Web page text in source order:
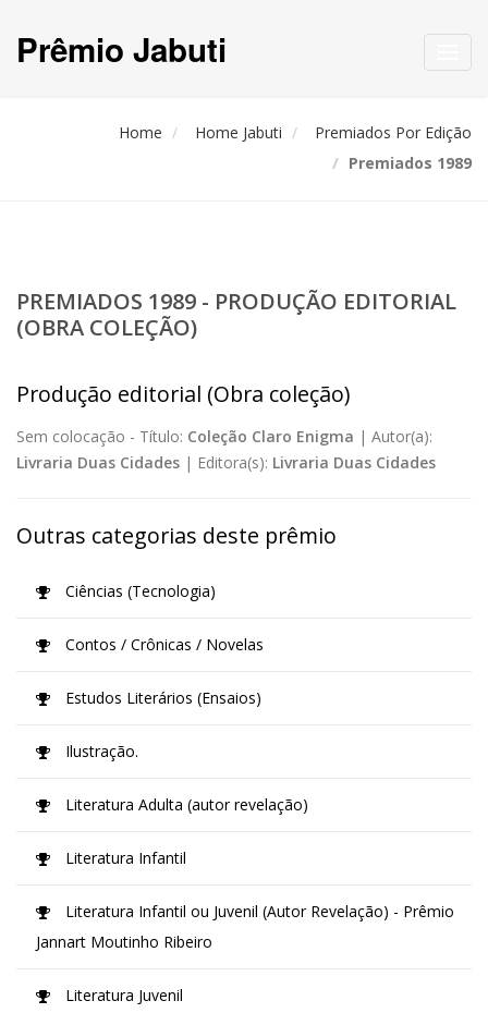
Prêmio Jabuti
Home Home Jabuti
Premiados Por Edição
Premiados 1989
PREMIADOS 1989 - PRODUÇÃO EDITORIAL
(OBRA COLEÇÃO)
Produção editorial (Obra coleção)
Sem colocação - Título: Coleção Claro Enigma | Autor(a):
Livraria Duas Cidades | Editora(s): Livraria Duas Cidades
Outras categorias deste prêmio
Ciências (Tecnologia)
Contos / Crônicas / Novelas
Estudos Literários (Ensaios)
Ilustração.
Literatura Adulta (autor revelação)
Literatura Infantil
Literatura Infantil ou Juvenil (Autor Revelação) - Prêmio
Jannart Moutinho Ribeiro
Literatura Juvenil